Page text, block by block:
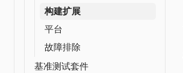
构建扩展
平台
故障排除
基准测试套件